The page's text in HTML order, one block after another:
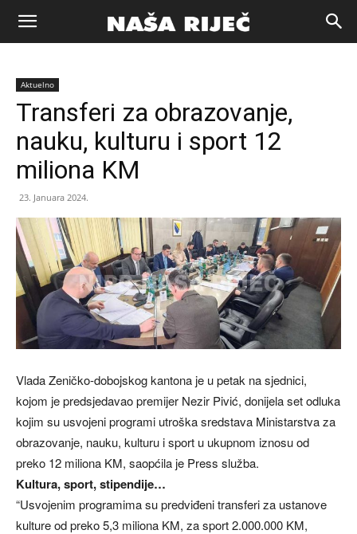
Naša
riječ
Aktuelno
Transferi za obrazovanje,
nauku, kulturu i sport 12
miliona KM
23. Januara 2024.
Vlada Zeničko-dobojskog kantona je u petak na sjednici,
kojom je predsjedavao premijer Nezir Pivić, donijela set odluka
kojim su usvojeni programi utroška sredstava Ministarstva za
obrazovanje, nauku, kulturu i sport u ukupnom iznosu od
preko 12 miliona KM, saopćila je Press služba.
Kultura, sport, stipendije…
“Usvojenim programima su predviđeni transferi za ustanove
kulture od preko 5,3 miliona KM, za sport 2.000.000 KM,